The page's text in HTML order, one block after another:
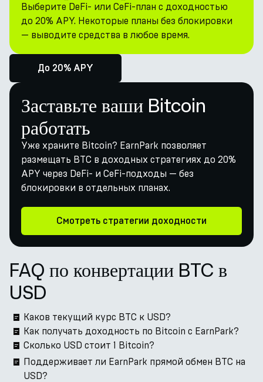
Выберите DeFi- или CeFi-план с доходностью
до 20% APY. Некоторые планы без блокировки
— выводите средства в любое время.
До 20% APY
Заставьте ваши Bitcoin
работать
Уже храните Bitcoin? EarnPark позволяет
размещать BTC в доходных стратегиях до 20%
APY через DeFi- и CeFi-подходы — без
блокировки в отдельных планах.
Смотреть стратегии доходности
FAQ по конвертации BTC в
USD
Каков текущий курс BTC к USD?
Как получать доходность по Bitcoin с EarnPark?
Сколько USD стоит 1 Bitcoin?
Поддерживает ли EarnPark прямой обмен BTC на
USD?